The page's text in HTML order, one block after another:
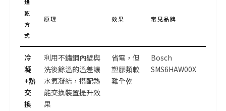
烘
乾
方
式
原理 效果 常見品牌
冷
凝
+熱
交
換
利用不鏽鋼內壁與
洗後餘溫的溫差讓
水氣凝結，搭配熱
能交換裝置提升效
果
省電，但
塑膠類較
難全乾
Bosch
SMS6HAW00X